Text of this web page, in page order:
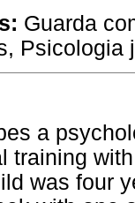
Guarda
Psicologia
a
training
was four